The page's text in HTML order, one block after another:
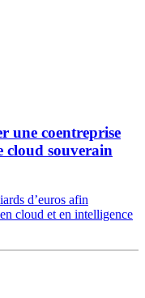
une coentreprise
cloud souverain
d’euros afin
cloud et en intelligence